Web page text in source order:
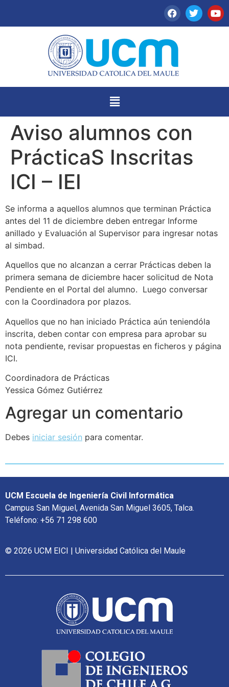
Aviso alumnos con
PrácticaS Inscritas
ICI – IEI
Se informa a aquellos alumnos que terminan Práctica
antes del 11 de diciembre deben entregar Informe
anillado y Evaluación al Supervisor para ingresar notas
al simbad.
Aquellos que no alcanzan a cerrar Prácticas deben la
primera semana de diciembre hacer solicitud de Nota
Pendiente en el Portal del alumno. Luego conversar
con la Coordinadora por plazos.
Aquellos que no han iniciado Práctica aún teniendóla
inscrita, deben contar con empresa para aprobar su
nota pendiente, revisar propuestas en ficheros y página
ICI.
Coordinadora de Prácticas
Yessica Gómez Gutiérrez
Agregar un comentario
Debes iniciar sesión para comentar.
UCM Escuela de Ingeniería Civil Informática
Campus San Miguel, Avenida San Miguel 3605, Talca.
Teléfono: +56 71 298 600
© 2026 UCM EICI | Universidad Católica del Maule